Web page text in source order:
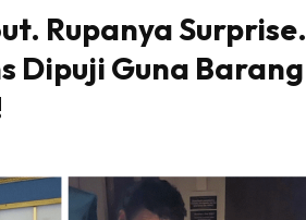
Rupanya Surprise.
Dipuji Guna Barang